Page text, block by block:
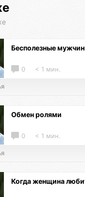
Бесполезные
0 < 1 мин.
Обмен ролями
0 < 1 мин.
Когда женщина